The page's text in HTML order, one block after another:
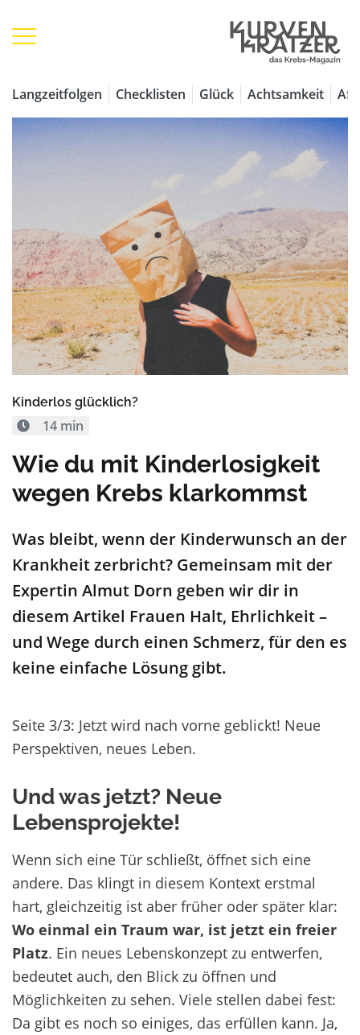
Langzeitfolgen Checklisten Glück Achtsamkeit
Kinderlos glücklich?
14 min
Wie du mit Kinderlosigkeit
wegen Krebs klarkommst
Was bleibt, wenn der Kinderwunsch an der
Krankheit zerbricht? Gemeinsam mit der
Expertin Almut Dorn geben wir dir in
diesem Artikel Frauen Halt, Ehrlichkeit –
und Wege durch einen Schmerz, für den es
keine einfache Lösung gibt.
Seite 3/3: Jetzt wird nach vorne geblickt! Neue
Perspektiven, neues Leben.
Und was jetzt? Neue
Lebensprojekte!
Wenn sich eine Tür schließt, öffnet sich eine
andere. Das klingt in diesem Kontext erstmal
hart, gleichzeitig ist aber früher oder später klar:
Wo einmal ein Traum war, ist jetzt ein freier
Platz. Ein neues Lebenskonzept zu entwerfen,
bedeutet auch, den Blick zu öffnen und
Möglichkeiten zu sehen. Viele stellen dabei fest:
Da gibt es noch so einiges, das erfüllen kann. Ja,